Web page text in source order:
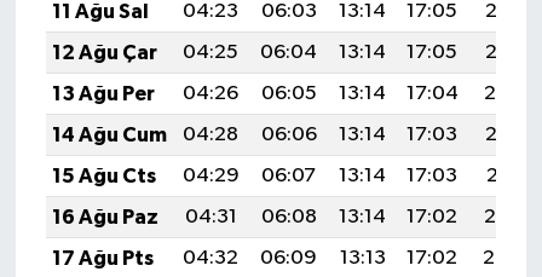
11 Ağu Sal
04:23 06:03 13:14 17:05
20:16
12 Ağu Çar
04:25 06:04 13:14 17:05
20:15
13 Ağu Per
04:26 06:05 13:14 17:04
20:14
14 Ağu Cum
04:28 06:06 13:14 17:03
20:12
15 Ağu Cts
04:29 06:07 13:14 17:03
20:11
16 Ağu Paz
04:31 06:08 13:14 17:02
20:10
17 Ağu Pts
04:32 06:09 13:13 17:02
20:08